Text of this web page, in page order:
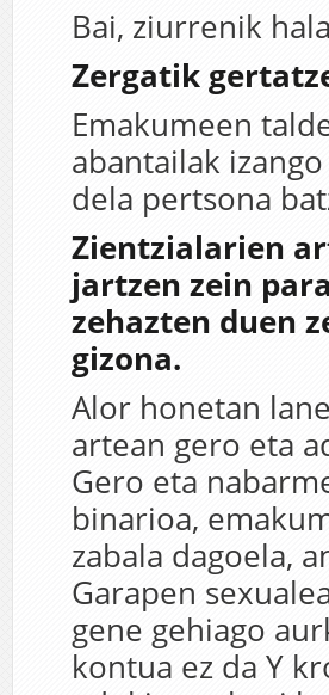
Bai, ziurrenik
Zergatik
Emakumeen
abantailak
dela pertsona
Zientzialarien
jartzen zein
zehazten duen
gizona.
Alor honetan
artean gero eta
Gero eta
binarioa,
zabala dagoela,
Garapen
gene gehiago
kontua ez da Y